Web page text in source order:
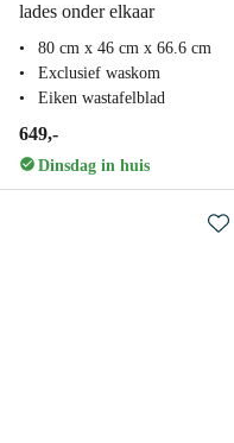
lades onder elkaar
80 cm x 46 cm x 66.6 cm
Exclusief waskom
Eiken wastafelblad
649,-
Dinsdag in huis